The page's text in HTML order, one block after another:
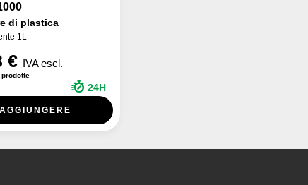
di plastica
1L
€ IVA escl.
prodotte
24H
AGGIUNGERE